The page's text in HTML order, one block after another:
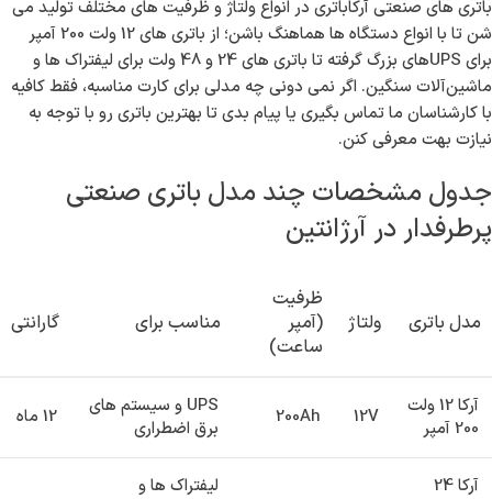
کنارت هست. سوم، انبار مرکزی ما تو تهران هست و سفارش‌های آرژانتین
معمولاً در کمتر از ۲۴ ساعت به دستتون می‌رسه.
چه مدل باتری صنعتی مناسب دستگاه های تو
هست؟
باتری های صنعتی آرکاباتری در انواع ولتاژ و ظرفیت های مختلف تولید می
با کارشناسان ما تماس بگیری یا پیام بدی تا بهترین باتری رو با توجه به
نیازت بهت معرفی کنن.
جدول مشخصات چند مدل باتری صنعتی
پرطرفدار در آرژانتین